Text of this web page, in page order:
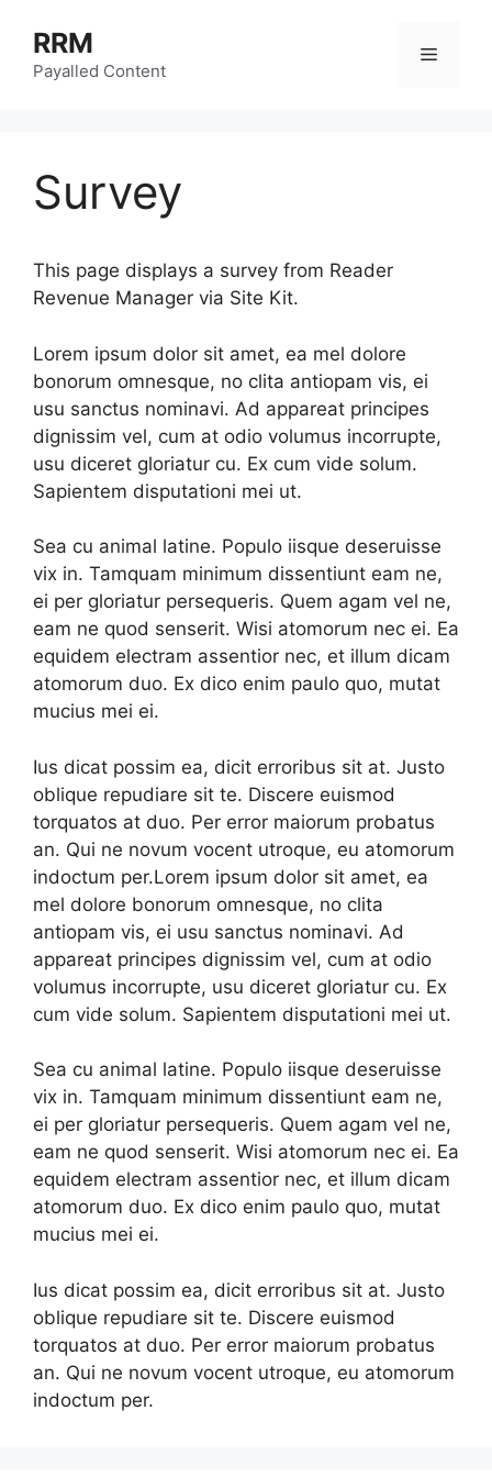
content
RRM
Payalled Content
Menu
Survey
This page displays a survey from Reader
Revenue Manager via Site Kit.
Lorem ipsum dolor sit amet, ea mel dolore
bonorum omnesque, no clita antiopam vis, ei
usu sanctus nominavi. Ad appareat principes
dignissim vel, cum at odio volumus incorrupte,
usu diceret gloriatur cu. Ex cum vide solum.
Sapientem disputationi mei ut.
Sea cu animal latine. Populo iisque deseruisse
vix in. Tamquam minimum dissentiunt eam ne,
ei per gloriatur persequeris. Quem agam vel ne,
eam ne quod senserit. Wisi atomorum nec ei. Ea
equidem electram assentior nec, et illum dicam
atomorum duo. Ex dico enim paulo quo, mutat
mucius mei ei.
Ius dicat possim ea, dicit erroribus sit at. Justo
oblique repudiare sit te. Discere euismod
torquatos at duo. Per error maiorum probatus
an. Qui ne novum vocent utroque, eu atomorum
indoctum per.Lorem ipsum dolor sit amet, ea
mel dolore bonorum omnesque, no clita
antiopam vis, ei usu sanctus nominavi. Ad
appareat principes dignissim vel, cum at odio
volumus incorrupte, usu diceret gloriatur cu. Ex
cum vide solum. Sapientem disputationi mei ut.
Sea cu animal latine. Populo iisque deseruisse
vix in. Tamquam minimum dissentiunt eam ne,
ei per gloriatur persequeris. Quem agam vel ne,
eam ne quod senserit. Wisi atomorum nec ei. Ea
equidem electram assentior nec, et illum dicam
atomorum duo. Ex dico enim paulo quo, mutat
mucius mei ei.
Ius dicat possim ea, dicit erroribus sit at. Justo
oblique repudiare sit te. Discere euismod
torquatos at duo. Per error maiorum probatus
an. Qui ne novum vocent utroque, eu atomorum
indoctum per.